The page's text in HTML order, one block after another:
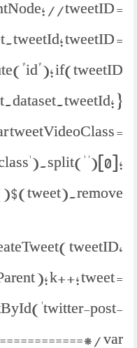
//tweetID =
tweetID =
if(tweetID
}
tweetVideoClass =
')[0];
$(tweet).remove();
tweetID,
); k++; tweet =
post-
var